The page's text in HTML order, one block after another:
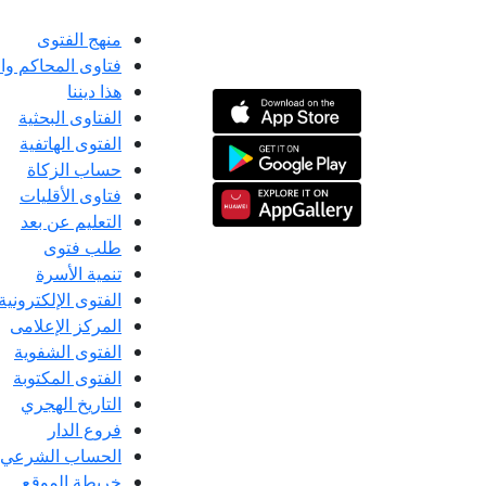
منهج الفتوى
فتاوى المحاكم
هذا ديننا
الفتاوى البحثية
الفتوى الهاتفية
حساب الزكاة
فتاوى الأقليات
التعليم عن بعد
طلب فتوى
تنمية الأسرة
الفتوى الإلكترونية
المركز الإعلامى
الفتوى الشفوية
الفتوى المكتوبة
التاريخ الهجري
فروع الدار
الحساب الشرعي